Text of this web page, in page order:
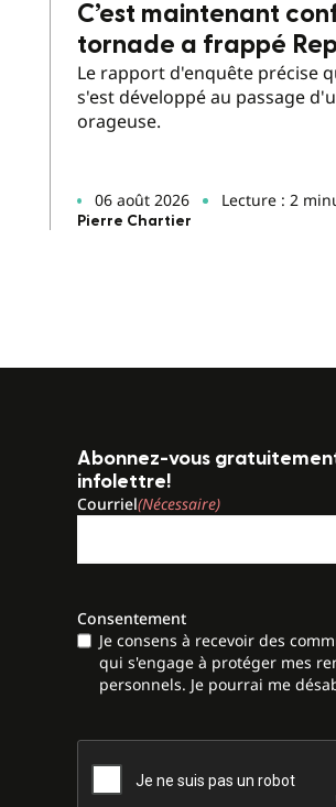
C’est maintenant
tornade a frappé
Le rapport d'enquête précise
s'est développé au passage
orageuse.
06 août 2026 Lecture : 2
Pierre Chartier
Abonnez-vous
infolettre!
Courriel(Nécessaire)
Consentement
Je consens à recevoir des
qui s'engage à protéger mes
personnels. Je pourrai me